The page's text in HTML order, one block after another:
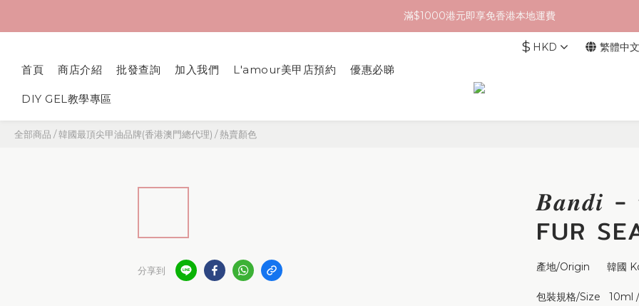
滿$1000港元即享免香港本地運費
$ HKD 繁體中文
首頁 商店介紹 批發查詢 加入我們 L'amour美甲店預約 優惠必睇
DIY GEL教學專區
全部商品 /韓國最頂尖甲油品牌(香港澳門總代理) /熱賣顏色
分享到
𝑩𝒂𝒏𝒅𝒊 -
FUR
產地/Origin      韓國
包裝規格/Size   10ml